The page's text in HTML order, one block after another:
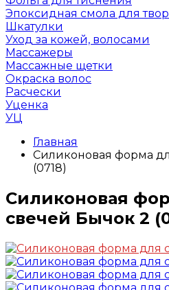
Эпоксидная смола для
Шкатулки
Уход за кожей, волосами
Массажеры
Массажные щетки
Окраска волос
Расчески
Уценка
УЦ
Главная
Силиконовая форма
(0718)
Силиконовая
свечей Бычок 2